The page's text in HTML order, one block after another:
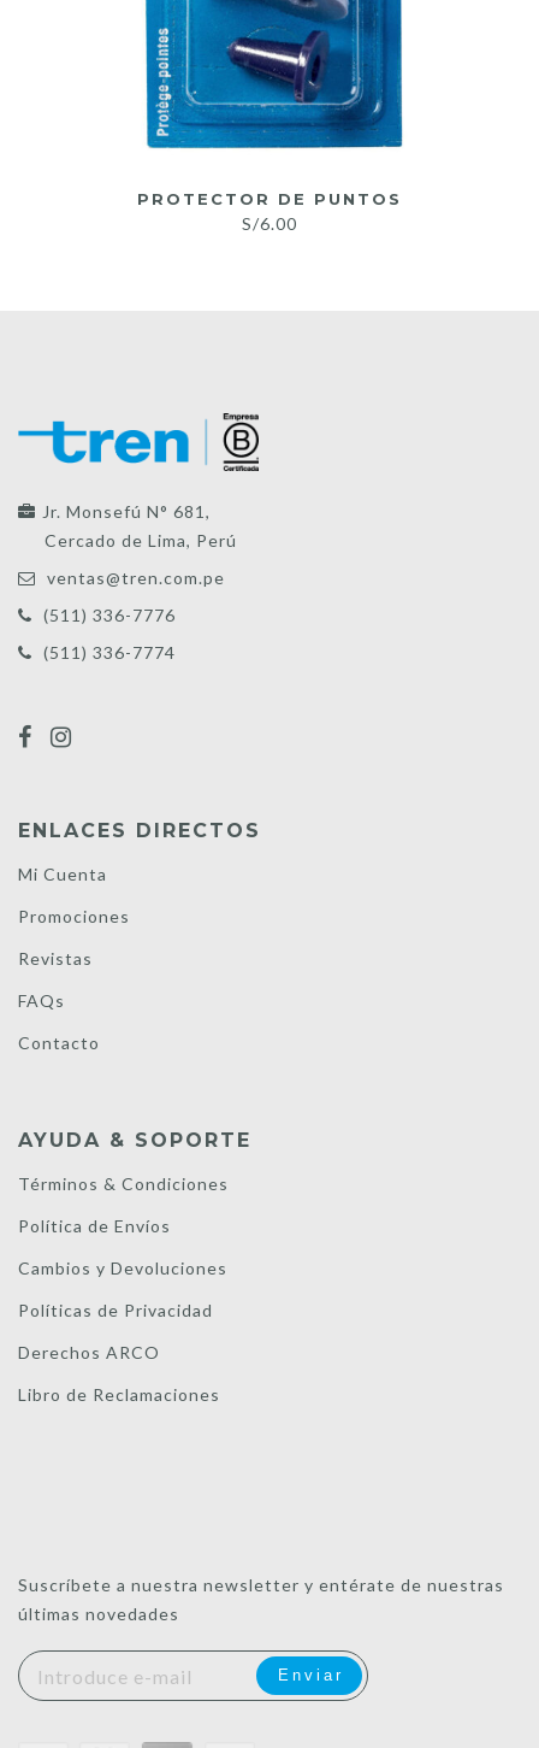
PROTECTOR DE PUNTOS
S/6.00
Jr. Monsefú N° 681,
Cercado de Lima, Perú
ventas@tren.com.pe
(511) 336-7776
(511) 336-7774
ENLACES DIRECTOS
Mi Cuenta
Promociones
Revistas
FAQs
Contacto
AYUDA & SOPORTE
Términos & Condiciones
Política de Envíos
Cambios y Devoluciones
Políticas de Privacidad
Derechos ARCO
Libro de Reclamaciones
Suscríbete a nuestra newsletter y entérate de nuestras
últimas novedades